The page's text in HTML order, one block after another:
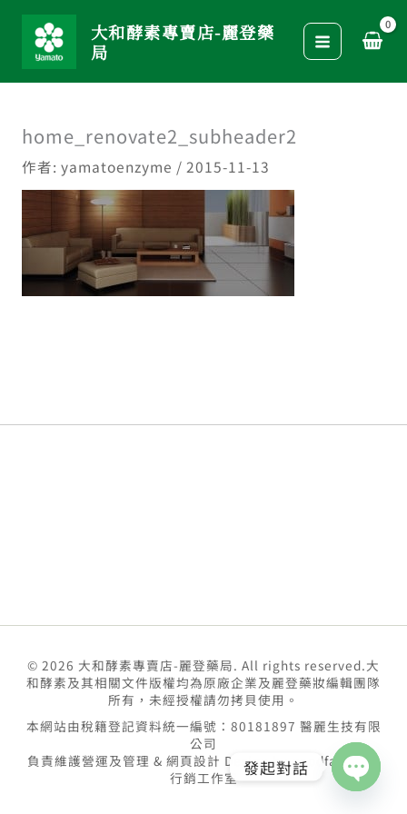
要
大和酵素專賣店-麗登藥
局
home_renovate2_subheader2
作者: yamatoenzyme / 2015-11-13
© 2026 大和酵素專賣店-麗登藥局. All rights reserved.大
和酵素及其相關文件版權均為原廠企業及麗登藥妝編輯團隊
所有，未經授權請勿拷貝使用。
本網站由稅籍登記資料統一編號：80181897 醫麗生技有限
公司
負責維護營運及管理 & 網頁設計 Design bygoodface數位
行銷工作室 發起對話
Open